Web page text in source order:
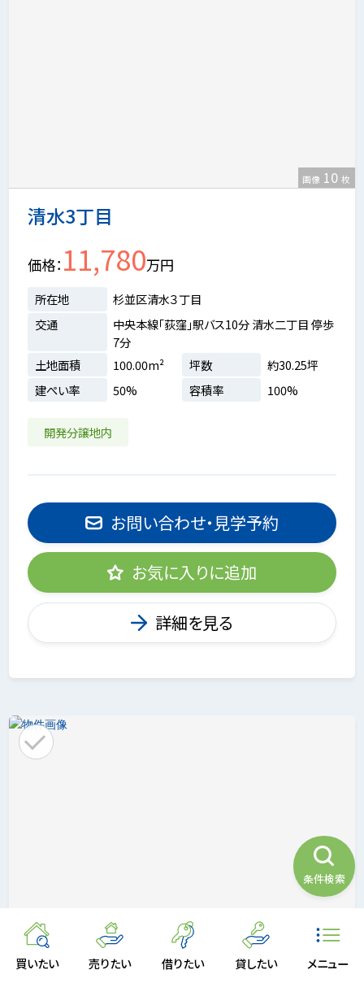
買いたい 売りたい 借りたい 貸したい メニュー
清水3丁目
画像 10 枚
価格 11,780万円
所在地
杉並区清水３丁目
交通
中央本線「荻窪」駅バス10分 清水二丁目 停歩
7分
土地面積
100.00m² 坪数
約30.25坪
建ぺい率
50% 容積率 100%
開発分譲地内
お問い合わせ・見学予約
お気に入りに追加
詳細を見る
画像 10 枚
条件検索